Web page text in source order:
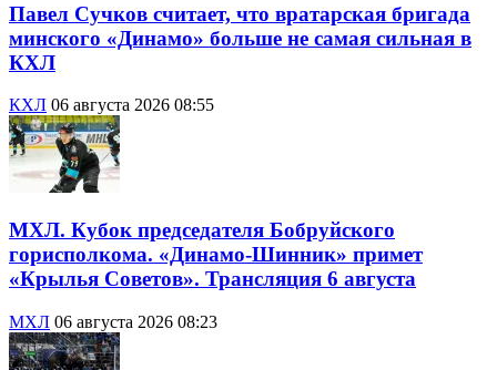
Павел Сучков считает, что вратарская бригада
минского «Динамо» больше не самая сильная в
КХЛ
КХЛ 06 августа 2026 08:55
МХЛ. Кубок председателя Бобруйского
горисполкома. «Динамо-Шинник» примет
«Крылья Советов». Трансляция 6 августа
МХЛ 06 августа 2026 08:23